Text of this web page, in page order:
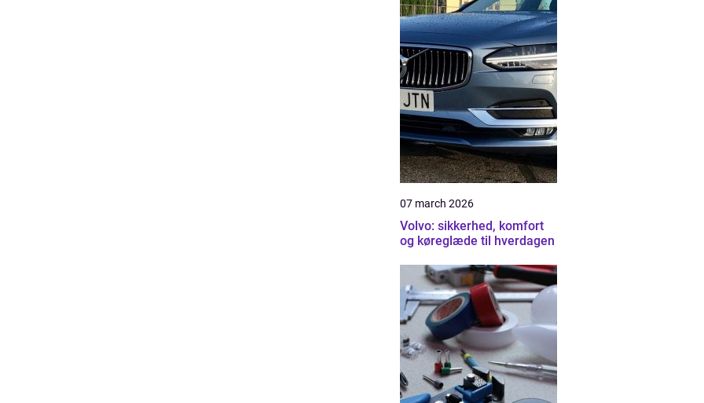
07 march 2026
Volvo: sikkerhed, komfort
og køreglæde til hverdagen